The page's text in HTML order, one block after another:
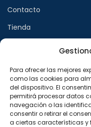
Para ofrecer las mejores
como las cookies para
del dispositivo. El
permitirá procesar datos
navegación o las
consentir o retirar el
a ciertas características y
Contacto
Tienda
Aviso legal
Política de privacidad
Política de cookies